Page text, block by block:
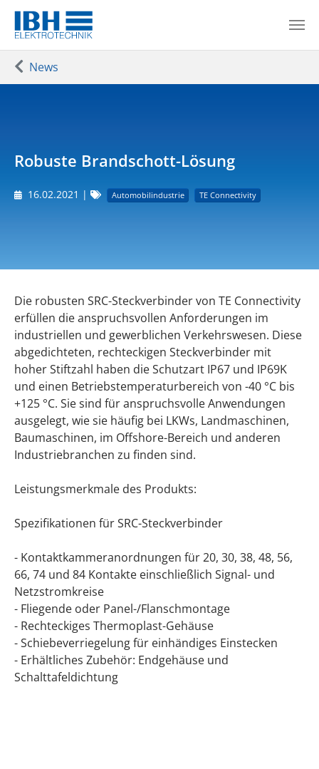
Zum Hauptinhalt springen
Sie sind hier:
News
Robuste Brandschott-Lösung
16.02.2021 | Automobilindustrie TE Connectivity
Die robusten SRC-Steckverbinder von TE Connectivity
erfüllen die anspruchsvollen Anforderungen im
industriellen und gewerblichen Verkehrswesen. Diese
abgedichteten, rechteckigen Steckverbinder mit
hoher Stiftzahl haben die Schutzart IP67 und IP69K
und einen Betriebstemperaturbereich von -40 °C bis
+125 °C. Sie sind für anspruchsvolle Anwendungen
ausgelegt, wie sie häufig bei LKWs, Landmaschinen,
Baumaschinen, im Offshore-Bereich und anderen
Industriebranchen zu finden sind.
Leistungsmerkmale des Produkts:
Spezifikationen für SRC-Steckverbinder
- Kontaktkammeranordnungen für 20, 30, 38, 48, 56,
66, 74 und 84 Kontakte einschließlich Signal- und
Netzstromkreise
- Fliegende oder Panel-/Flanschmontage
- Rechteckiges Thermoplast-Gehäuse
- Schiebeverriegelung für einhändiges Einstecken
- Erhältliches Zubehör: Endgehäuse und
Schalttafeldichtung